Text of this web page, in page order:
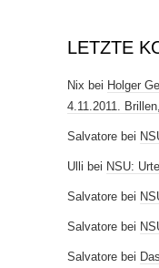
LETZTE
Nix bei Holger
4.11.2011.
Salvatore bei
Ulli bei NSU:
Salvatore bei
Salvatore bei
Salvatore bei